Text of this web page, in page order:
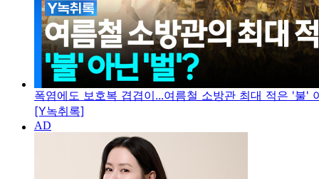
폭염에도 보호복 겹겹이...여름철 소방관 최대 적은 '불'
[Y녹취록]